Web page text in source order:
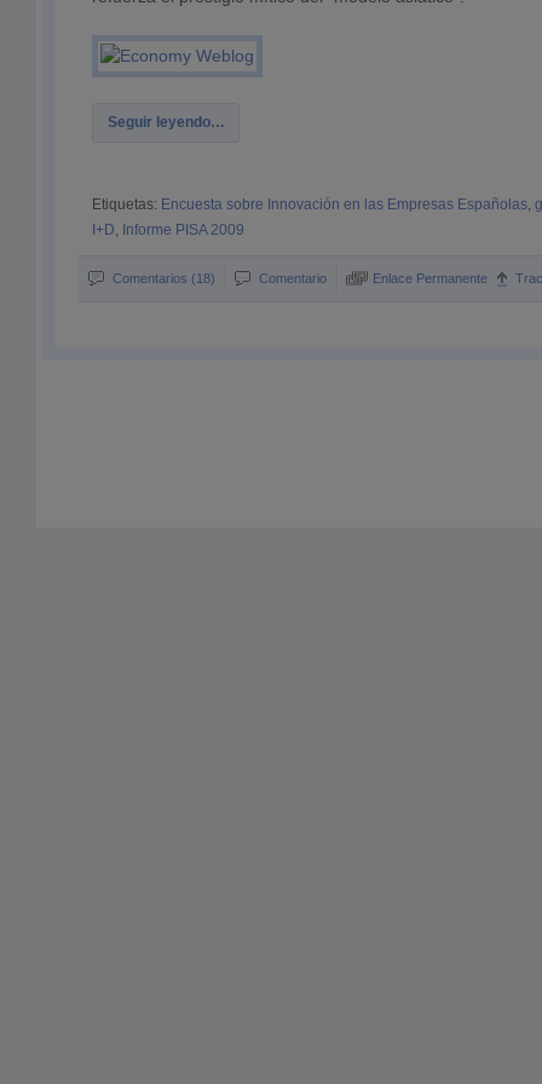
Seguir leyendo…
Etiquetas: Encuesta sobre Innovación en las Empresas Españolas,
I+D, Informe PISA 2009
Comentarios (18) Comentario Enlace Permanente